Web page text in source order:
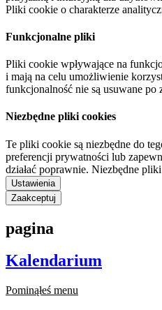
Pliki cookie o charakterze
Funkcjonalne pliki
Pliki cookie wpływające na
i mają na celu umożliwienie
funkcjonalność nie są usuwane
Niezbędne pliki cookies
Te pliki cookie są niezbędne do
preferencji prywatności lub
działać poprawnie. Niezbędne
Ustawienia
Zaakceptuj
pagina
Kalendarium
Pominąłeś menu